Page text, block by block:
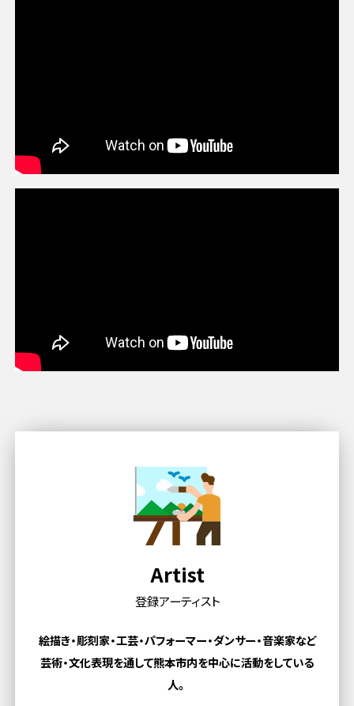
Artist
登録アーティスト
絵描き・彫刻家・工芸・パフォーマー・ダンサー・音楽家など
芸術・文化表現を通して熊本市内を中心に活動をしている
人。